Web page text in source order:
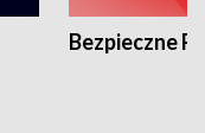
Bezpieczne